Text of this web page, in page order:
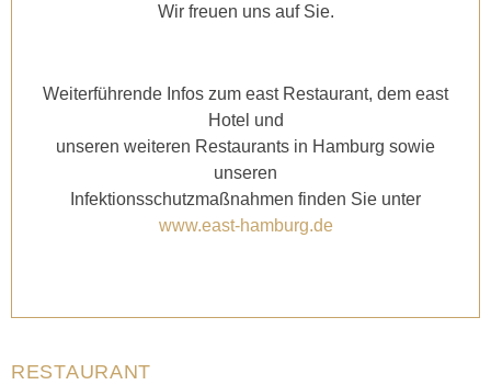
Wir freuen uns auf Sie.
Weiterführende Infos zum east Restaurant, dem east
Hotel und
unseren weiteren Restaurants in Hamburg sowie
unseren
Infektionsschutzmaßnahmen finden Sie unter
www.east-hamburg.de
RESTAURANT